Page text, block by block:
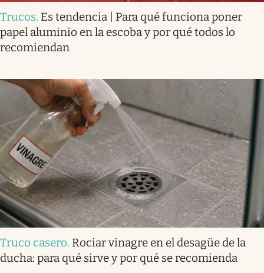
Trucos. Es tendencia | Para qué funciona poner
papel aluminio en la escoba y por qué todos lo
recomiendan
Truco casero. Rociar vinagre en el desagüe de la
ducha: para qué sirve y por qué se recomienda